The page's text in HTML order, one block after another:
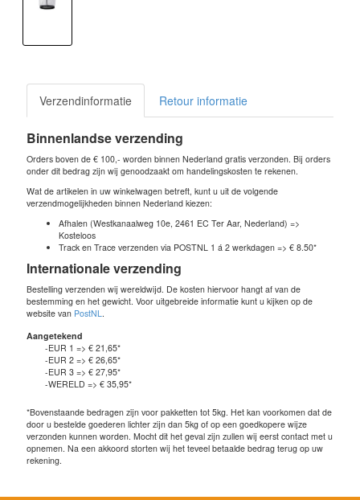
Verzendinformatie Retour informatie
Binnenlandse verzending
Orders boven de € 100,- worden binnen Nederland gratis verzonden. Bij orders
onder dit bedrag zijn wij genoodzaakt om handelingskosten te rekenen.
Wat de artikelen in uw winkelwagen betreft, kunt u uit de volgende
verzendmogelijkheden binnen Nederland kiezen:
Afhalen (Westkanaalweg 10e, 2461 EC Ter Aar, Nederland) =>
Kosteloos
Track en Trace verzenden via POSTNL 1 á 2 werkdagen => € 8.50*
Internationale verzending
Bestelling verzenden wij wereldwijd. De kosten hiervoor hangt af van de
bestemming en het gewicht. Voor uitgebreide informatie kunt u kijken op de
website van PostNL
Aangetekend
-EUR 1 => € 21,65*
-EUR 2 => € 26,65*
-EUR 3 => € 27,95*
-WERELD => € 35,95*
*Bovenstaande bedragen zijn voor pakketten tot 5kg. Het kan voorkomen dat de
door u bestelde goederen lichter zijn dan 5kg of op een goedkopere wijze
verzonden kunnen worden. Mocht dit het geval zijn zullen wij eerst contact met u
opnemen. Na een akkoord storten wij het teveel betaalde bedrag terug op uw
rekening.